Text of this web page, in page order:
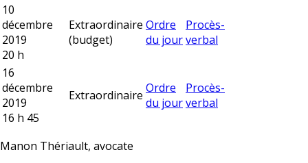
10
décembre
2019
20 h
Extraordinaire
(budget)
Ordre
du jour
Procès-
verbal
16
décembre
2019
16 h 45
Extraordinaire Ordre
du jour
Procès-
verbal
Manon Thériault, avocate